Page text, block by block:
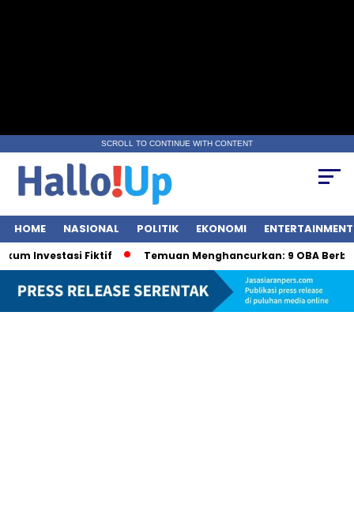
SCROLL TO CONTINUE WITH CONTENT
HOME NASIONAL POLITIK EKONOMI ENTERTAINMENT
Investasi Fiktif Temuan Menghancurkan: 9 OBA Berbahaya